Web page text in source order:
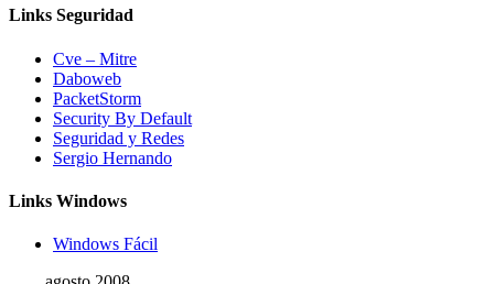
Links Seguridad
Cve – Mitre
Daboweb
PacketStorm
Security By Default
Seguridad y Redes
Sergio Hernando
Links Windows
Windows Fácil